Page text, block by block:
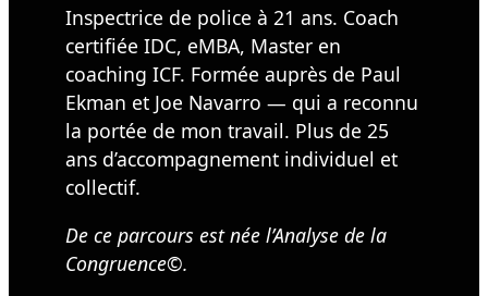
Inspectrice de police à 21 ans. Coach
certifiée IDC, eMBA, Master en
coaching ICF. Formée auprès de Paul
Ekman et Joe Navarro — qui a reconnu
la portée de mon travail. Plus de 25
ans d’accompagnement individuel et
collectif.
De ce parcours est née l’Analyse de la
Congruence©.